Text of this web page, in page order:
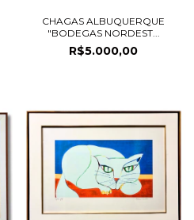
CHAGAS ALBUQUERQUE
"BODEGAS NORDEST...
R$5.000,00